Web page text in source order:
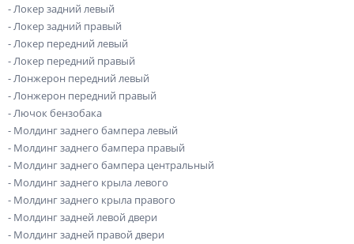
- Локер задний левый
- Локер задний правый
- Локер передний левый
- Локер передний правый
- Лонжерон передний левый
- Лонжерон передний правый
- Лючок бензобака
- Молдинг заднего бампера левый
- Молдинг заднего бампера правый
- Молдинг заднего бампера центральный
- Молдинг заднего крыла левого
- Молдинг заднего крыла правого
- Молдинг задней левой двери
- Молдинг задней правой двери